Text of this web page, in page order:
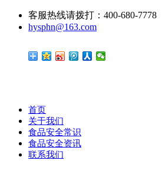
客服热线请拨打：400-680-7778
hysphn@163.com
首页
关于我们
食品安全常识
食品安全资讯
联系我们